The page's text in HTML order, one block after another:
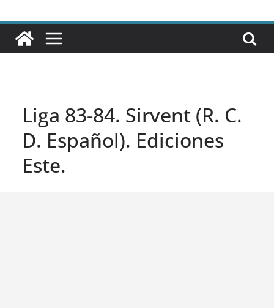
Liga 83-84. Sirvent (R. C.
D. Español). Ediciones
Este.